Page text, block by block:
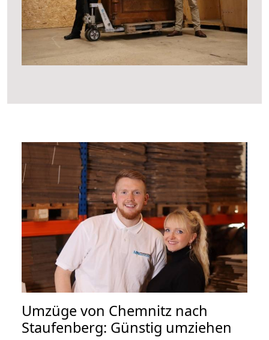
Umzüge von Chemnitz nach
Staufenberg: Günstig umziehen